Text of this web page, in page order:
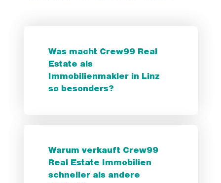
Was macht Crew99 Real
Estate als
Immobilienmakler in Linz
so besonders?
Warum verkauft Crew99
Real Estate Immobilien
schneller als andere